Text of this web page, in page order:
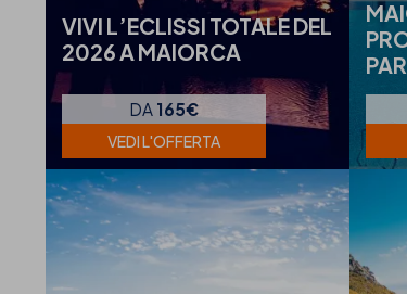
VIVI L’ECLISSI TOTALE DEL
2026 A MAIORCA
DA 165€
VEDI L'OFFERTA